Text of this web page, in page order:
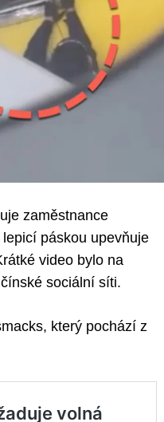
zaměstnance
páskou upevňuje
video bylo na
sociální síti.
který pochází z